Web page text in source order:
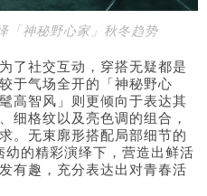
「神秘野心家」秋冬趋势
了社交互动，穿搭无疑都是
于气场全开的「神秘野心
高智风」则更倾向于表达其
细格纹以及亮色调的组合，
。无束廓形搭配局部细节的
幼的精彩演绎下，营造出鲜活
有趣，充分表达出对青春活